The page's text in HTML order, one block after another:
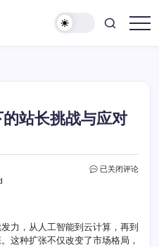
站长挑战与应对
互
新
动
已关闭评论
力，从人工智能到云计算，再到
这种扩张不仅改变了市场格局，